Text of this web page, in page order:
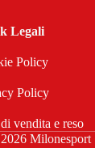
Legali
Policy
Policy
vendita e reso
Milonesport